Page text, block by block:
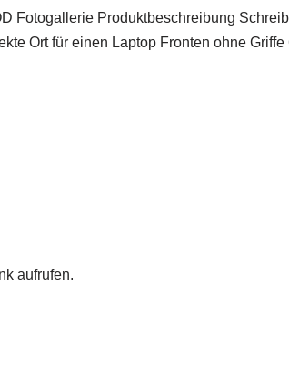
Fotogallerie Produktbeschreibung
Ort für einen Laptop Fronten ohne
aufrufen.